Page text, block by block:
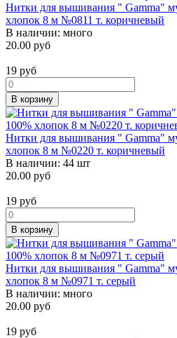
Нитки для вышивания " Gamma"
хлопок 8 м №0811 т. коричневый
В наличии: много
20.00 руб
19 руб
В корзину
Нитки для вышивания " Gamma"
хлопок 8 м №0220 т. коричневый
В наличии: 44 шт
20.00 руб
19 руб
В корзину
Нитки для вышивания " Gamma"
хлопок 8 м №0971 т. серый
В наличии: много
20.00 руб
19 руб